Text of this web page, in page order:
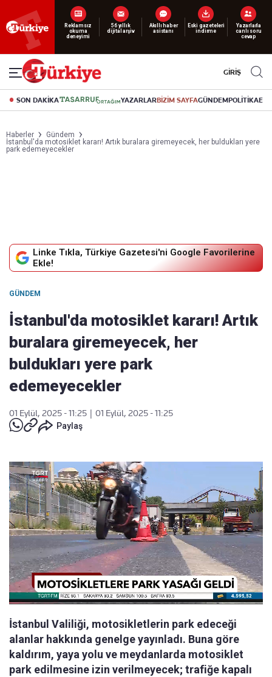
Yeni nesil dijital
abonelik 19 TL’den başlayan fiyatlarla.
GİRİŞ
SON DAKİKA YAZARLARBİZİM SAYFAGÜNDEMPOLİTİKA
Haberler
Gündem
İstanbul'da motosiklet kararı! Artık buralara giremeyecek, her buldukları yere
park edemeyecekler
Linke Tıkla, Türkiye Gazetesi'ni Google Favorilerine
Ekle!
GÜNDEM
İstanbul'da motosiklet kararı! Artık
buralara giremeyecek, her
buldukları yere park
edemeyecekler
01 Eylül, 2025 - 11:25
01 Eylül, 2025 - 11:25
Paylaş
İstanbul Valiliği, motosikletlerin park edeceği
alanlar hakkında genelge yayınladı. Buna göre
kaldırım, yaya yolu ve meydanlarda motosiklet
park edilmesine izin verilmeyecek; trafiğe kapalı